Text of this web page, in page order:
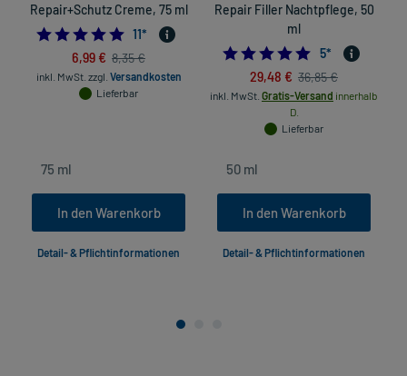
Repair+Schutz Creme, 75 ml
5.0
11*
6,99 € 8,35 €
inkl. MwSt. zzgl. Versandkosten
Lieferbar
In den Warenkorb
Detail- & Pflichtinformationen
Repair Filler Nachtpflege, 50
ml
4.8
5*
29,48 € 36,85 €
inkl. MwSt. Gratis-Versand innerhalb
D.
Lieferbar
In den Warenkorb
Detail- & Pflichtinformationen